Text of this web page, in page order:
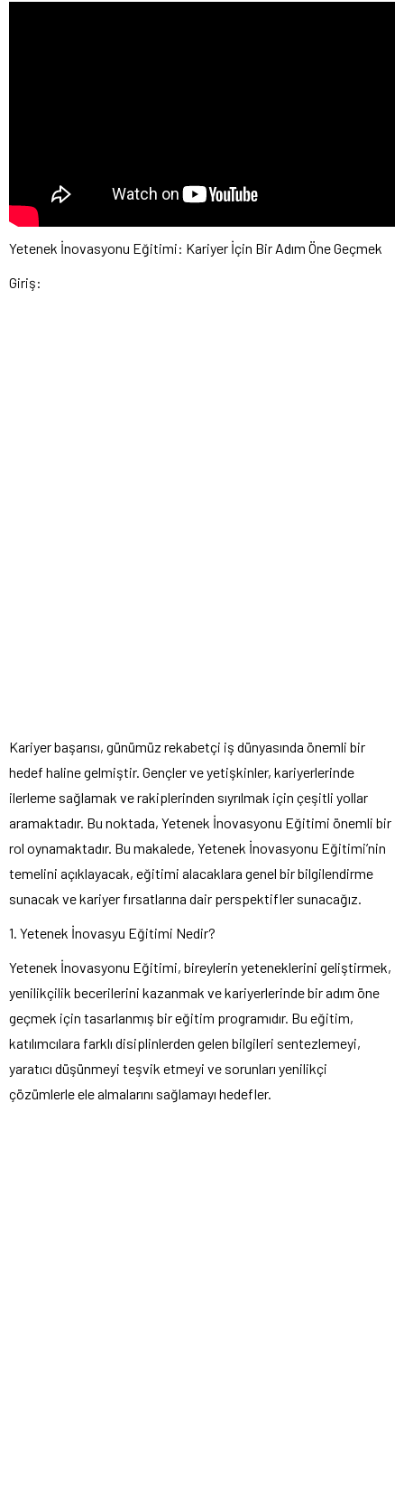
Yetenek İnovasyonu Eğitimi: Kariyer İçin Bir Adım Öne Geçmek
Giriş:
Kariyer başarısı, günümüz rekabetçi iş dünyasında önemli bir
hedef haline gelmiştir. Gençler ve yetişkinler, kariyerlerinde
ilerleme sağlamak ve rakiplerinden sıyrılmak için çeşitli yollar
aramaktadır. Bu noktada, Yetenek İnovasyonu Eğitimi önemli bir
rol oynamaktadır. Bu makalede, Yetenek İnovasyonu Eğitimi’nin
temelini açıklayacak, eğitimi alacaklara genel bir bilgilendirme
sunacak ve kariyer fırsatlarına dair perspektifler sunacağız.
1. Yetenek İnovasyu Eğitimi Nedir?
Yetenek İnovasyonu Eğitimi, bireylerin yeteneklerini geliştirmek,
yenilikçilik becerilerini kazanmak ve kariyerlerinde bir adım öne
geçmek için tasarlanmış bir eğitim programıdır. Bu eğitim,
katılımcılara farklı disiplinlerden gelen bilgileri sentezlemeyi,
yaratıcı düşünmeyi teşvik etmeyi ve sorunları yenilikçi
çözümlerle ele almalarını sağlamayı hedefler.